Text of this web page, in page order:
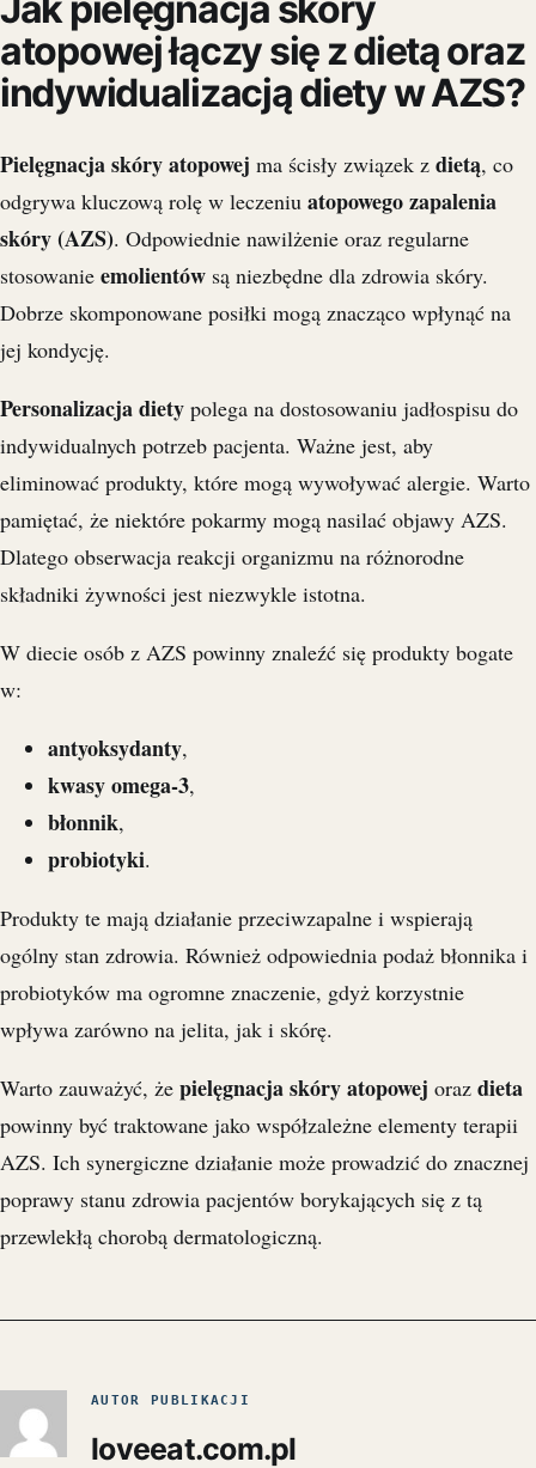
atopowej łączy się z dietą oraz
indywidualizacją diety w AZS?
Pielęgnacja skóry atopowej ma ścisły związek z dietą, co
odgrywa kluczową rolę w leczeniu atopowego zapalenia
skóry (AZS). Odpowiednie nawilżenie oraz regularne
stosowanie emolientów są niezbędne dla zdrowia skóry.
Dobrze skomponowane posiłki mogą znacząco wpłynąć na
jej kondycję.
Personalizacja diety polega na dostosowaniu jadłospisu do
indywidualnych potrzeb pacjenta. Ważne jest, aby
eliminować produkty, które mogą wywoływać alergie. Warto
pamiętać, że niektóre pokarmy mogą nasilać objawy AZS.
Dlatego obserwacja reakcji organizmu na różnorodne
składniki żywności jest niezwykle istotna.
W diecie osób z AZS powinny znaleźć się produkty bogate
w:
antyoksydanty,
kwasy omega-3,
błonnik,
probiotyki.
Produkty te mają działanie przeciwzapalne i wspierają
ogólny stan zdrowia. Również odpowiednia podaż błonnika i
probiotyków ma ogromne znaczenie, gdyż korzystnie
wpływa zarówno na jelita, jak i skórę.
Warto zauważyć, że pielęgnacja skóry atopowej oraz dieta
powinny być traktowane jako współzależne elementy terapii
AZS. Ich synergiczne działanie może prowadzić do znacznej
poprawy stanu zdrowia pacjentów borykających się z tą
przewlekłą chorobą dermatologiczną.
AUTOR PUBLIKACJI
loveeat.com.pl